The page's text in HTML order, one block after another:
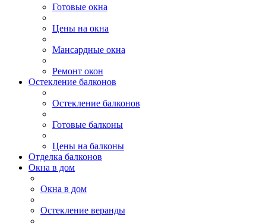
Готовые окна
Цены на окна
Мансардные окна
Ремонт окон
Остекление балконов
Остекление балконов
Готовые балконы
Цены на балконы
Отделка балконов
Окна в дом
Окна в дом
Остекление веранды